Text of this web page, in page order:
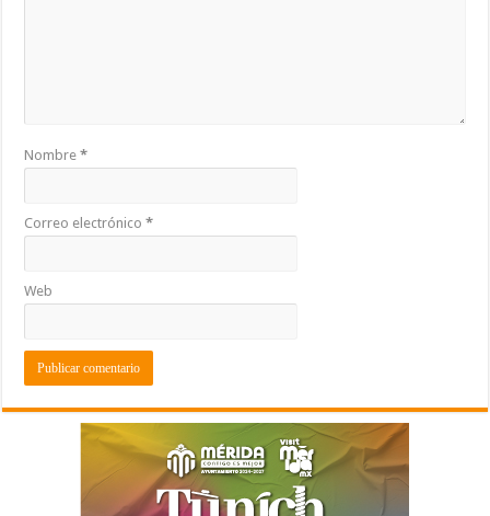
Nombre*
Correo electrónico*
Web